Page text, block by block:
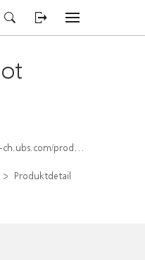
detail/index/isin/CH1573349524
Produktdetail